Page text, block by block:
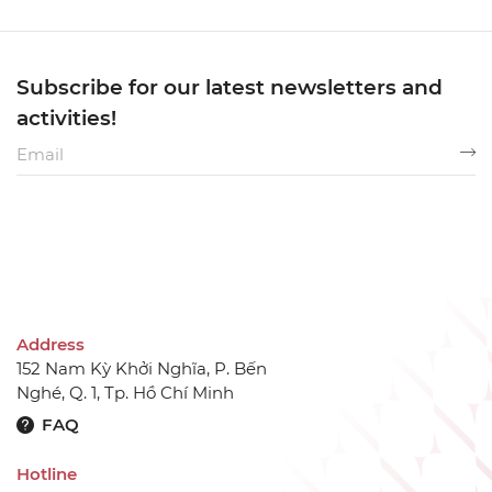
Address
152 Nam Kỳ Khởi Nghĩa, P. Bến
Nghé, Q. 1, Tp. Hồ Chí Minh
FAQ
Hotline
Subscribe for our latest newsletters and
activities!